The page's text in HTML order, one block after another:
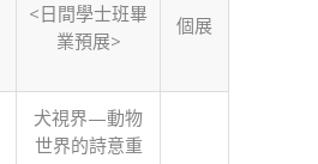
<日間學士班畢
業預展>
個展
犬視界—動物
世界的詩意重